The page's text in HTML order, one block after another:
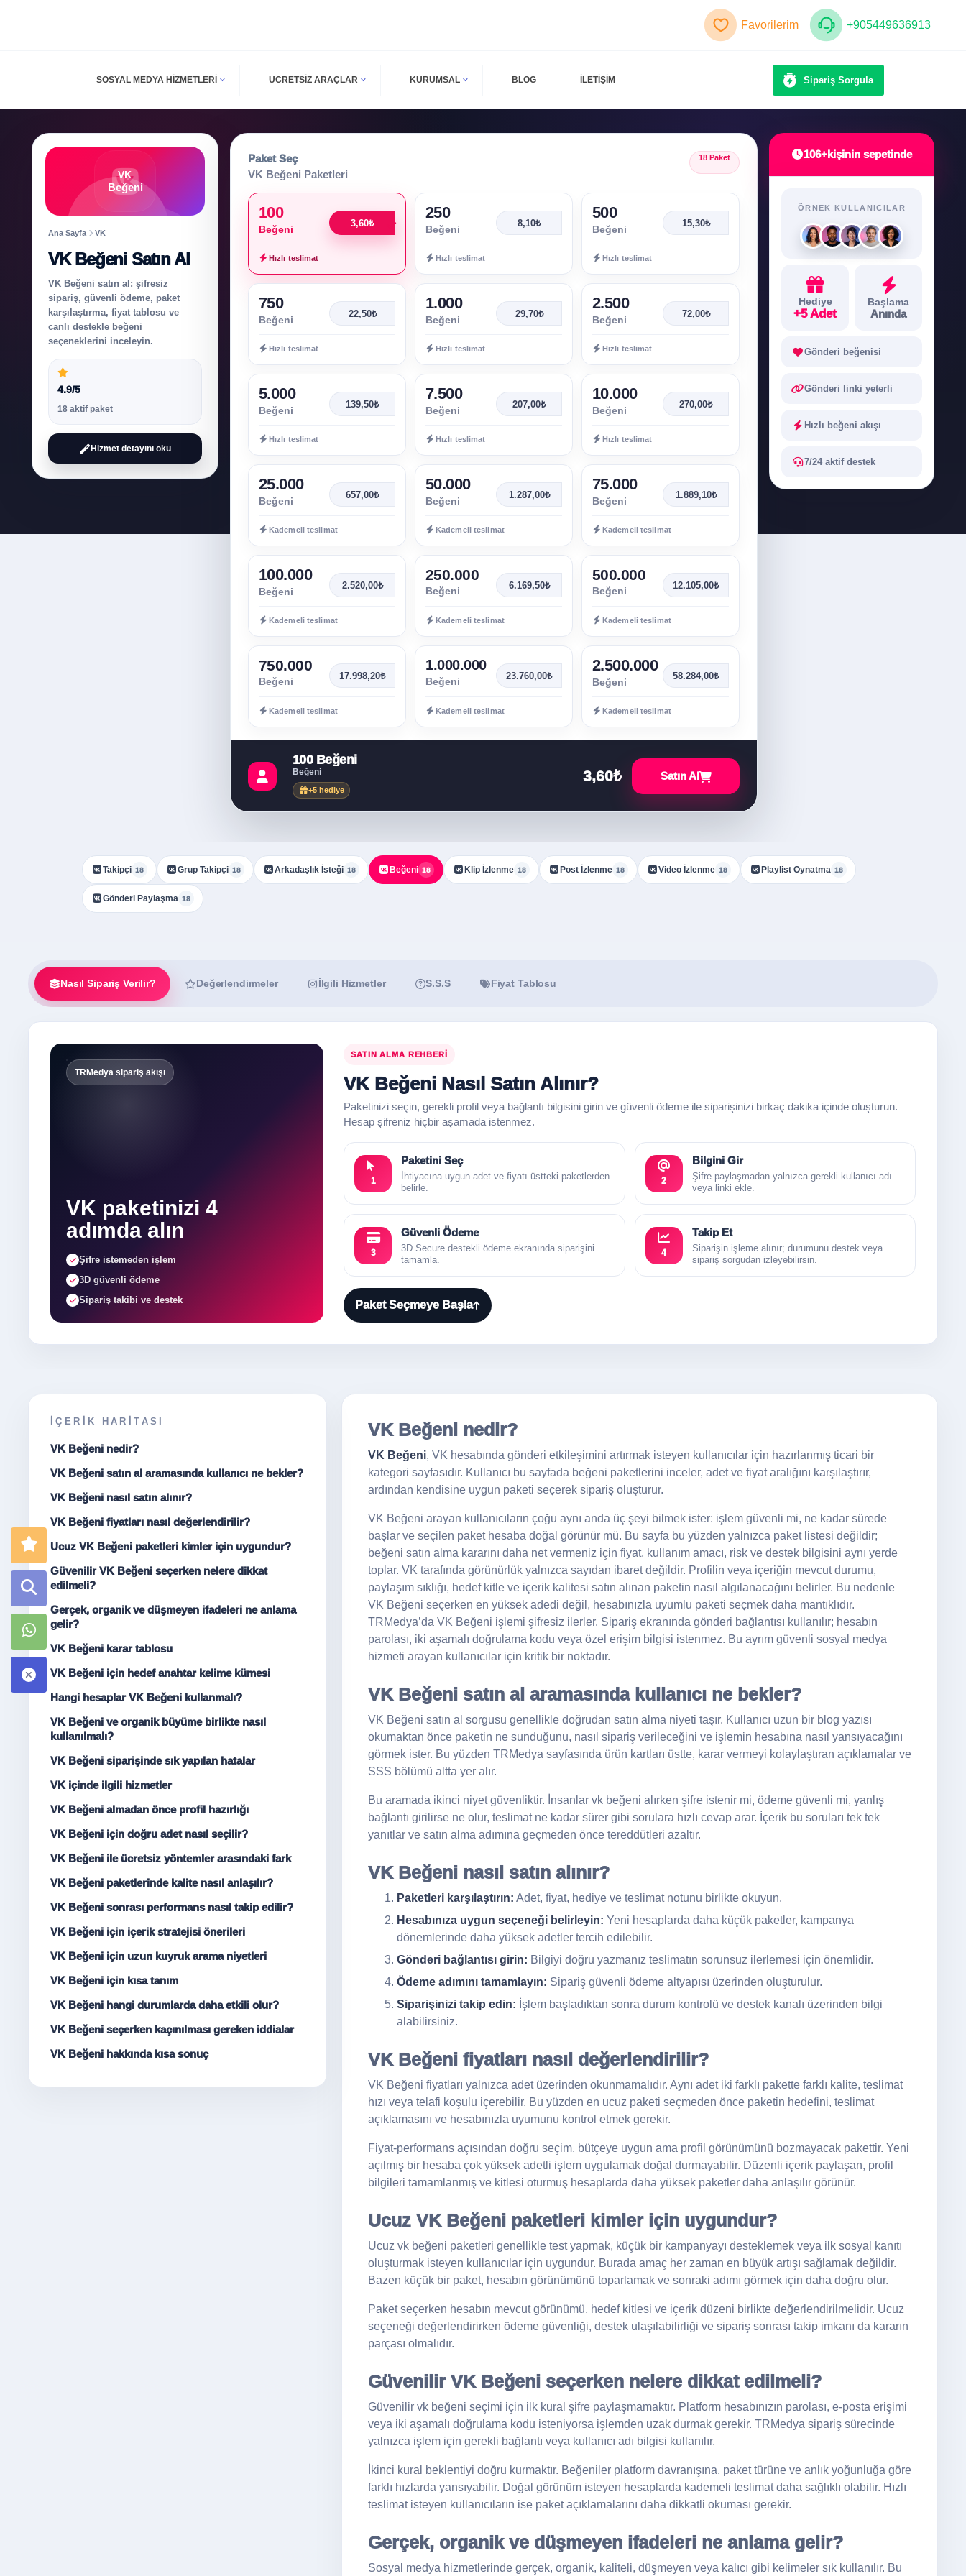
Favorilerim +905449636913
SOSYAL MEDYA HIZMETLERI ÜCRETSIZ ARAÇLAR KURUMSAL BLOG İLETİŞİM Sipariş Sorgula
VK
Beğeni
Ana Sayfa VK
VK Beğeni Satın Al
VK Beğeni satın al: şifresiz
sipariş, güvenli ödeme, paket
karşılaştırma, fiyat tablosu ve
canlı destekle beğeni
seçeneklerini inceleyin.
4.9/5
18 aktif paket
Hizmet detayını oku
Paket Seç
VK Beğeni Paketleri
18 Paket
100
Beğeni
3,60₺
Hızlı teslimat
250
Beğeni
8,10₺
Hızlı teslimat
500
Beğeni
15,30₺
Hızlı teslimat
750
Beğeni
22,50₺
Hızlı teslimat
1.000
Beğeni
29,70₺
Hızlı teslimat
2.500
Beğeni
72,00₺
Hızlı teslimat
5.000
Beğeni
139,50₺
Hızlı teslimat
7.500
Beğeni
207,00₺
Hızlı teslimat
10.000
Beğeni
270,00₺
Hızlı teslimat
25.000
Beğeni
657,00₺
Kademeli teslimat
50.000
Beğeni
1.287,00₺
Kademeli teslimat
75.000
Beğeni
1.889,10₺
Kademeli teslimat
100.000
Beğeni
2.520,00₺
Kademeli teslimat
250.000
Beğeni 6.169,50₺
Kademeli teslimat
500.000
Beğeni 12.105,00₺
Kademeli teslimat
750.000
Beğeni 17.998,20₺
Kademeli teslimat
1.000.000
Beğeni 23.760,00₺
Kademeli teslimat
2.500.000
Beğeni
58.284,00₺
Kademeli teslimat
100 Beğeni
Beğeni
+5 hediye
3,60₺ Satın Al
106+kişinin sepetinde
ÖRNEK KULLANICILAR
Hediye
+5 Adet
Başlama
Anında
Gönderi beğenisi
Gönderi linki yeterli
Hızlı beğeni akışı
7/24 aktif destek
Takipçi 18 Grup Takipçi 18 Arkadaşlık İsteği 18 Beğeni 18 Klip İzlenme 18 Post İzlenme 18 Video İzlenme 18 Playlist Oynatma 18
Gönderi Paylaşma 18
Nasıl Sipariş Verilir? Değerlendirmeler İlgili Hizmetler S.S.S Fiyat Tablosu
TRMedya sipariş akışı
VK paketinizi 4
adımda alın
Şifre istemeden işlem
3D güvenli ödeme
Sipariş takibi ve destek
SATIN ALMA REHBERI
VK Beğeni Nasıl Satın Alınır?
Paketinizi seçin, gerekli profil veya bağlantı bilgisini girin ve güvenli ödeme ile siparişinizi birkaç dakika içinde oluşturun.
Hesap şifreniz hiçbir aşamada istenmez.
1
Paketini Seç
İhtiyacına uygun adet ve fiyatı üstteki paketlerden
belirle.
2
Bilgini Gir
Şifre paylaşmadan yalnızca gerekli kullanıcı adı
veya linki ekle.
3
Güvenli Ödeme
3D Secure destekli ödeme ekranında siparişini
tamamla.
4
Takip Et
Siparişin işleme alınır; durumunu destek veya
sipariş sorgudan izleyebilirsin.
Paket Seçmeye Başla
İÇERIK HARITASI
VK Beğeni nedir?
VK Beğeni satın al aramasında kullanıcı ne bekler?
VK Beğeni nasıl satın alınır?
VK Beğeni fiyatları nasıl değerlendirilir?
Ucuz VK Beğeni paketleri kimler için uygundur?
Güvenilir VK Beğeni seçerken nelere dikkat
edilmeli?
Gerçek, organik ve düşmeyen ifadeleri ne anlama
gelir?
VK Beğeni karar tablosu
VK Beğeni için hedef anahtar kelime kümesi
Hangi hesaplar VK Beğeni kullanmalı?
VK Beğeni ve organik büyüme birlikte nasıl
kullanılmalı?
VK Beğeni siparişinde sık yapılan hatalar
VK içinde ilgili hizmetler
VK Beğeni almadan önce profil hazırlığı
VK Beğeni için doğru adet nasıl seçilir?
VK Beğeni ile ücretsiz yöntemler arasındaki fark
VK Beğeni paketlerinde kalite nasıl anlaşılır?
VK Beğeni sonrası performans nasıl takip edilir?
VK Beğeni için içerik stratejisi önerileri
VK Beğeni için uzun kuyruk arama niyetleri
VK Beğeni için kısa tanım
VK Beğeni hangi durumlarda daha etkili olur?
VK Beğeni seçerken kaçınılması gereken iddialar
VK Beğeni hakkında kısa sonuç
VK Beğeni nedir?
VK Beğeni, VK hesabında gönderi etkileşimini artırmak isteyen kullanıcılar için hazırlanmış ticari bir
kategori sayfasıdır. Kullanıcı bu sayfada beğeni paketlerini inceler, adet ve fiyat aralığını karşılaştırır,
ardından kendisine uygun paketi seçerek sipariş oluşturur.
VK Beğeni arayan kullanıcıların çoğu aynı anda üç şeyi bilmek ister: işlem güvenli mi, ne kadar sürede
başlar ve seçilen paket hesaba doğal görünür mü. Bu sayfa bu yüzden yalnızca paket listesi değildir;
beğeni satın alma kararını daha net vermeniz için fiyat, kullanım amacı, risk ve destek bilgisini aynı yerde
toplar. VK tarafında görünürlük yalnızca sayıdan ibaret değildir. Profilin veya içeriğin mevcut durumu,
paylaşım sıklığı, hedef kitle ve içerik kalitesi satın alınan paketin nasıl algılanacağını belirler. Bu nedenle
VK Beğeni seçerken en yüksek adedi değil, hesabınızla uyumlu paketi seçmek daha mantıklıdır.
TRMedya’da VK Beğeni işlemi şifresiz ilerler. Sipariş ekranında gönderi bağlantısı kullanılır; hesabın
parolası, iki aşamalı doğrulama kodu veya özel erişim bilgisi istenmez. Bu ayrım güvenli sosyal medya
hizmeti arayan kullanıcılar için kritik bir noktadır.
VK Beğeni satın al aramasında kullanıcı ne bekler?
VK Beğeni satın al sorgusu genellikle doğrudan satın alma niyeti taşır. Kullanıcı uzun bir blog yazısı
okumaktan önce paketin ne sunduğunu, nasıl sipariş verileceğini ve işlemin hesabına nasıl yansıyacağını
görmek ister. Bu yüzden TRMedya sayfasında ürün kartları üstte, karar vermeyi kolaylaştıran açıklamalar ve
SSS bölümü altta yer alır.
Bu aramada ikinci niyet güvenliktir. İnsanlar vk beğeni alırken şifre istenir mi, ödeme güvenli mi, yanlış
bağlantı girilirse ne olur, teslimat ne kadar sürer gibi sorulara hızlı cevap arar. İçerik bu soruları tek tek
yanıtlar ve satın alma adımına geçmeden önce tereddütleri azaltır.
VK Beğeni nasıl satın alınır?
Paketleri karşılaştırın: Adet, fiyat, hediye ve teslimat notunu birlikte okuyun.
Hesabınıza uygun seçeneği belirleyin: Yeni hesaplarda daha küçük paketler, kampanya
dönemlerinde daha yüksek adetler tercih edilebilir.
Gönderi bağlantısı girin: Bilgiyi doğru yazmanız teslimatın sorunsuz ilerlemesi için önemlidir.
Ödeme adımını tamamlayın: Sipariş güvenli ödeme altyapısı üzerinden oluşturulur.
Siparişinizi takip edin: İşlem başladıktan sonra durum kontrolü ve destek kanalı üzerinden bilgi
alabilirsiniz.
VK Beğeni fiyatları nasıl değerlendirilir?
VK Beğeni fiyatları yalnızca adet üzerinden okunmamalıdır. Aynı adet iki farklı pakette farklı kalite, teslimat
hızı veya telafi koşulu içerebilir. Bu yüzden en ucuz paketi seçmeden önce paketin hedefini, teslimat
açıklamasını ve hesabınızla uyumunu kontrol etmek gerekir.
Fiyat-performans açısından doğru seçim, bütçeye uygun ama profil görünümünü bozmayacak pakettir. Yeni
açılmış bir hesaba çok yüksek adetli işlem uygulamak doğal durmayabilir. Düzenli içerik paylaşan, profil
bilgileri tamamlanmış ve kitlesi oturmuş hesaplarda daha yüksek paketler daha anlaşılır görünür.
Ucuz VK Beğeni paketleri kimler için uygundur?
Ucuz vk beğeni paketleri genellikle test yapmak, küçük bir kampanyayı desteklemek veya ilk sosyal kanıtı
oluşturmak isteyen kullanıcılar için uygundur. Burada amaç her zaman en büyük artışı sağlamak değildir.
Bazen küçük bir paket, hesabın görünümünü toparlamak ve sonraki adımı görmek için daha doğru olur.
Paket seçerken hesabın mevcut görünümü, hedef kitlesi ve içerik düzeni birlikte değerlendirilmelidir. Ucuz
seçeneği değerlendirirken ödeme güvenliği, destek ulaşılabilirliği ve sipariş sonrası takip imkanı da kararın
parçası olmalıdır.
Güvenilir VK Beğeni seçerken nelere dikkat edilmeli?
Güvenilir vk beğeni seçimi için ilk kural şifre paylaşmamaktır. Platform hesabınızın parolası, e-posta erişimi
veya iki aşamalı doğrulama kodu isteniyorsa işlemden uzak durmak gerekir. TRMedya sipariş sürecinde
yalnızca işlem için gerekli bağlantı veya kullanıcı adı bilgisi kullanılır.
İkinci kural beklentiyi doğru kurmaktır. Beğeniler platform davranışına, paket türüne ve anlık yoğunluğa göre
farklı hızlarda yansıyabilir. Doğal görünüm isteyen hesaplarda kademeli teslimat daha sağlıklı olabilir. Hızlı
teslimat isteyen kullanıcıların ise paket açıklamalarını daha dikkatli okuması gerekir.
Gerçek, organik ve düşmeyen ifadeleri ne anlama gelir?
Sosyal medya hizmetlerinde gerçek, organik, kaliteli, düşmeyen veya kalıcı gibi kelimeler sık kullanılır. Bu